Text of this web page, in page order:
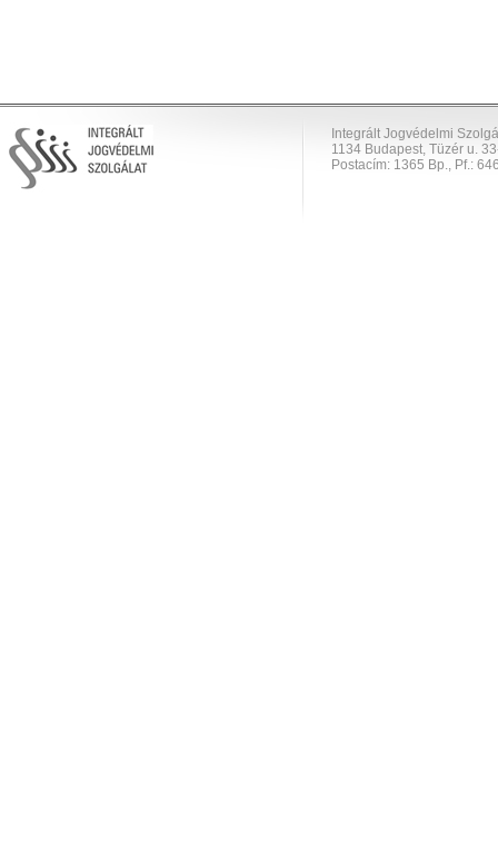
Integrált Jogvédelmi
1134 Budapest, Tüzér u.
Postacím: 1365 Bp., Pf.: